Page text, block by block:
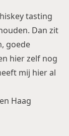
tasting
Dan zit
goede
hier zelf nog
mij hier al